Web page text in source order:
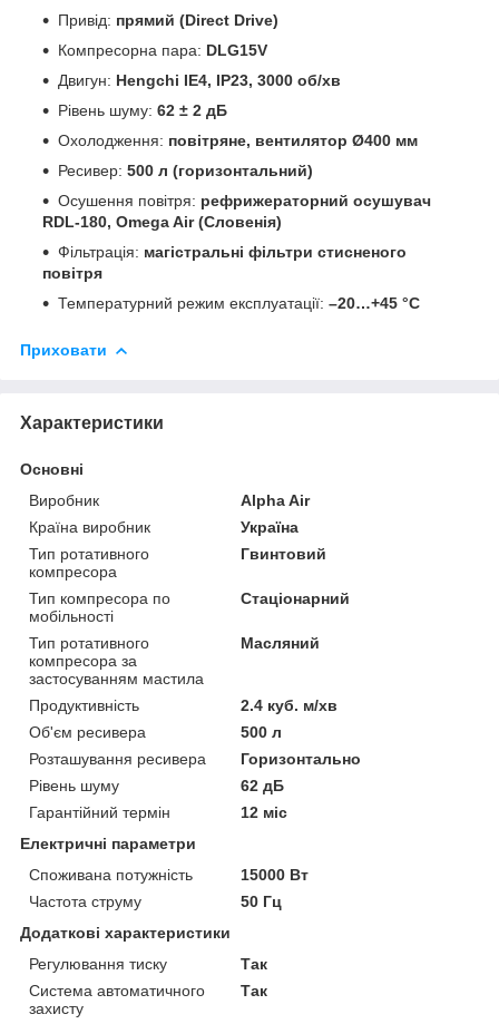
Привід: прямий (Direct Drive)
Компресорна пара: DLG15V
Двигун: Hengchi IE4, IP23, 3000 об/хв
Рівень шуму: 62 ± 2 дБ
Охолодження: повітряне, вентилятор Ø400 мм
Ресивер: 500 л (горизонтальний)
Осушення повітря: рефрижераторний осушувач
RDL-180, Omega Air (Словенія)
Фільтрація: магістральні фільтри стисненого
повітря
Температурний режим експлуатації: –20…+45 °C
Приховати
Характеристики
Основні
Виробник
Alpha Air
Країна виробник
Україна
Тип ротативного
компресора
Гвинтовий
Тип компресора по
мобільності
Стаціонарний
Тип ротативного
компресора за
застосуванням мастила
Масляний
Продуктивність
2.4 куб. м/хв
Об'єм ресивера
500 л
Розташування ресивера
Горизонтально
Рівень шуму
62 дБ
Гарантійний термін
12 міс
Електричні параметри
Споживана потужність
15000 Вт
Частота струму
50 Гц
Додаткові характеристики
Регулювання тиску
Так
Система автоматичного
захисту
Так